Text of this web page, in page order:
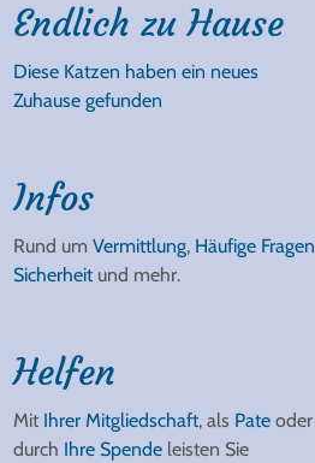
Endlich zu Hause
Diese Katzen haben ein neues
Zuhause gefunden
Infos
Rund um Vermittlung, Häufige Fragen
Sicherheitund mehr.
Helfen
Mit Ihrer Mitgliedschaft, als Pate oder
durch Ihre Spende leisten Sie